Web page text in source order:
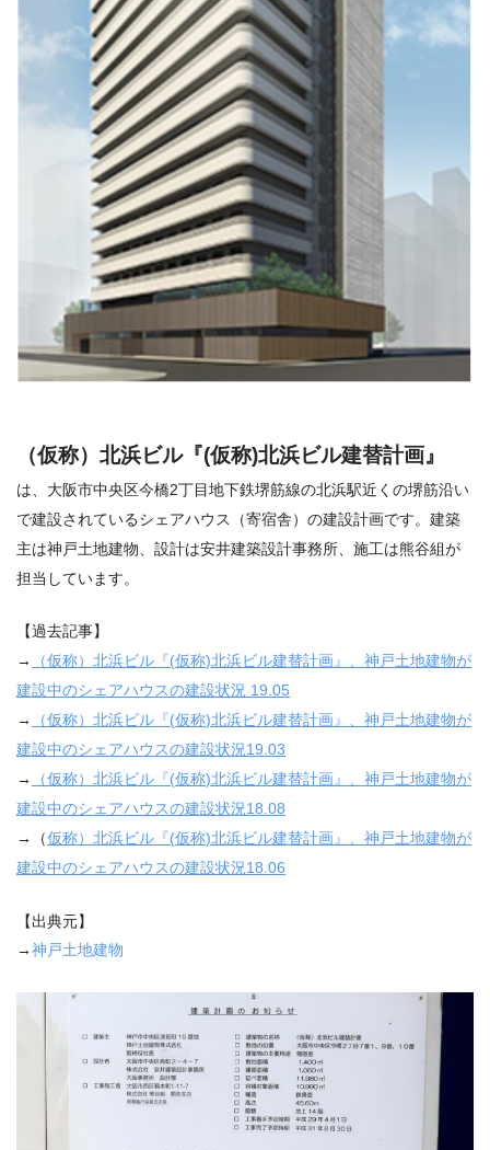
（仮称）北浜ビル『(仮称)北浜ビル建替計画』
は、大阪市中央区今橋2丁目地下鉄堺筋線の北浜駅近くの堺筋沿い
で建設されているシェアハウス（寄宿舎）の建設計画です。建築
主は神戸土地建物、設計は安井建築設計事務所、施工は熊谷組が
担当しています。
【過去記事】
→
（仮称）北浜ビル『(仮称)北浜ビル建替計画』、神戸土地建物が
建設中のシェアハウスの建設状況 19.05
→
（仮称）北浜ビル『(仮称)北浜ビル建替計画』、神戸土地建物が
建設中のシェアハウスの建設状況19.03
→
（仮称）北浜ビル『(仮称)北浜ビル建替計画』、神戸土地建物が
建設中のシェアハウスの建設状況18.08
→（仮称）北浜ビル『(仮称)北浜ビル建替計画』、神戸土地建物が
建設中のシェアハウスの建設状況18.06
【出典元】
→神戸土地建物